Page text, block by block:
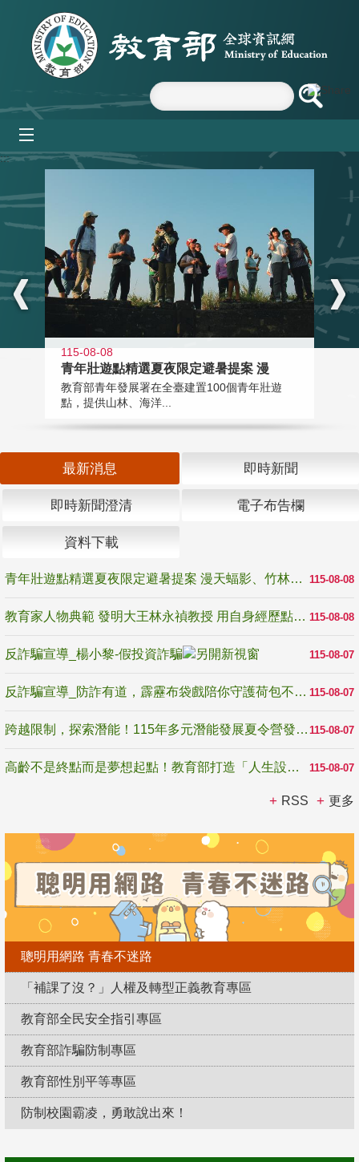
跳到主要內容區塊
:::
115-08-08
青年壯遊點精選夏夜限定避暑提案 漫
教育部青年發展署在全臺建置100個青年壯遊
點，提供山林、海洋...
最新消息 即時新聞
即時新聞澄清 電子布告欄
資料下載
115-08-08
青年壯遊點精選夏夜限定避暑提案 漫天蝠影、竹林尋蛙、茶香夜觀 邀青年暮色出發
115-08-08
教育家人物典範 發明大王林永禎教授 用自身經歷點亮學生的路
115-08-07
反詐騙宣導_楊小黎-假投資詐騙
115-08-07
反詐騙宣導_防詐有道，霹靂布袋戲陪你守護荷包不受騙
115-08-07
跨越限制，探索潛能！115年多元潛能發展夏令營發掘生命無限可能
115-08-07
高齡不是終點而是夢想起點！教育部打造「人生設計夢工場」 參展第3屆高齡健康產業博覽會
RSS 更多
聰明用網路 青春不迷路
「補課了沒？」人權及轉型正義教育專區
教育部全民安全指引專區
教育部詐騙防制專區
教育部性別平等專區
防制校園霸凌，勇敢說出來！